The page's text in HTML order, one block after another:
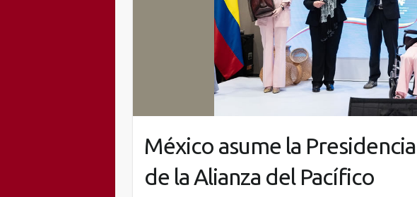
México asume la
de la Alianza del Pacífico